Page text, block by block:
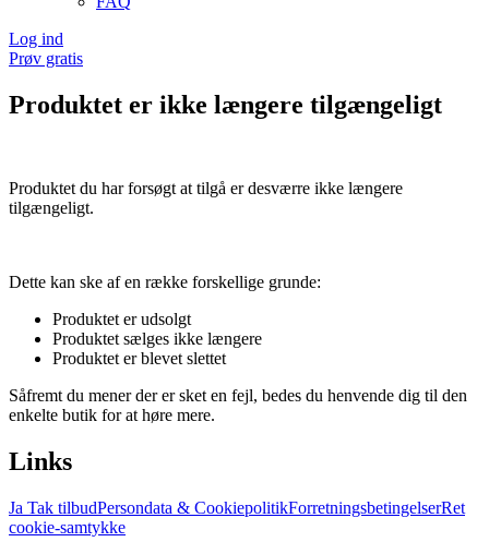
Log ind
Prøv gratis
Produktet er ikke længere tilgængeligt
Produktet du har forsøgt at tilgå er desværre ikke længere
tilgængeligt.
Dette kan ske af en række forskellige grunde:
Produktet er udsolgt
Produktet sælges ikke længere
Produktet er blevet slettet
Såfremt du mener der er sket en fejl, bedes du henvende dig til den
enkelte butik for at høre mere.
Links
Ja Tak tilbudPersondata & CookiepolitikForretningsbetingelserRet
cookie-samtykke